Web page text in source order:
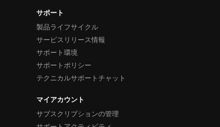
サポート
製品ライフサイクル
サービスリリース情報
サポート環境
サポートポリシー
テクニカルサポートチャット
マイアカウント
サブスクリプションの管理